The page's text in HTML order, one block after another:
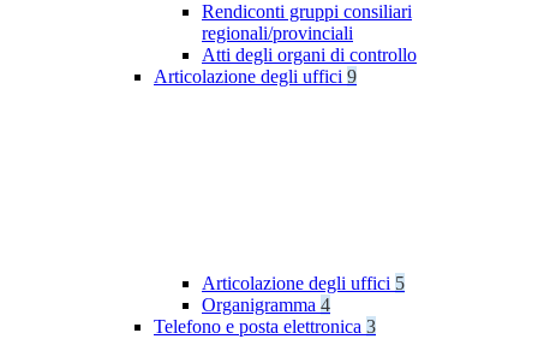
Rendiconti gruppi consiliari
regionali/provinciali
Atti degli organi di controllo
Articolazione degli uffici 9
Articolazione degli uffici 5
Organigramma 4
Telefono e posta elettronica 3